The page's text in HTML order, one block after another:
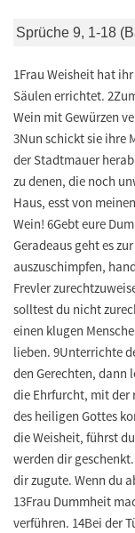
Sprüche 9, 1-18
1Frau Weisheit hat
Säulen errichtet.
Wein mit Gewürzen
3Nun schickt sie ihre
der Stadtmauer
zu denen, die noch
Haus, esst von
Wein! 6Gebt eure
Geradeaus geht es
auszuschimpfen,
Frevler
solltest du nicht
einen klugen
lieben. 9Unterrichte
den Gerechten, dann
die Ehrfurcht, mit der
des heiligen Gottes
die Weisheit, führst
werden dir
dir zugute. Wenn du
13Frau Dummheit
verführen. 14Bei der